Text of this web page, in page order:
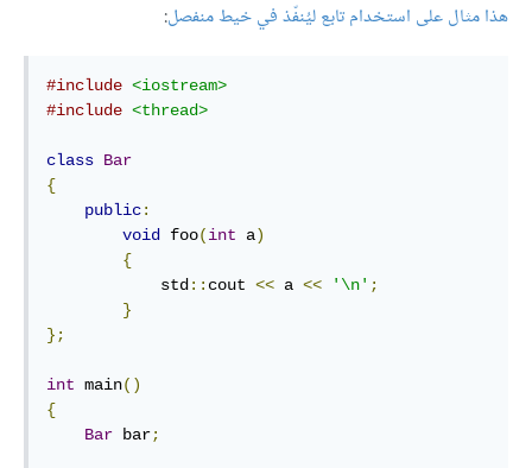
هذا مثال على استخدام تابع ليُنفّذ في خيط منفصل:
#include <iostream>
#include <thread>
class Bar
{
public:
void
foo(int a)
{
            std
:: cout << a << '\n' ;
}
};
int main()
{
Bar bar;